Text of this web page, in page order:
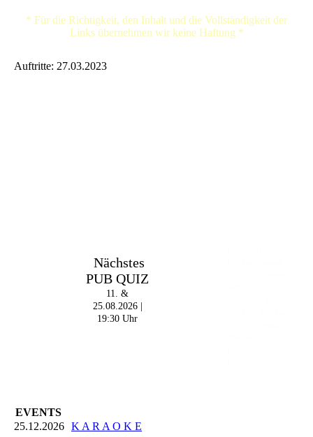
* Für die Richtigkeit, den Inhalt und die Vollständigkeit der
Links übernehmen wir keine Haftung *
Auftritte: 27.03.2023
Nächstes
PUB QUIZ
11. &
25.08.2026 |
19:30 Uhr
EVENTS
25.12.2026 K A R A O K E